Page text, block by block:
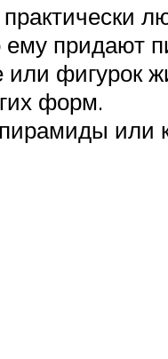
ему придают
фигурок
форм.
или